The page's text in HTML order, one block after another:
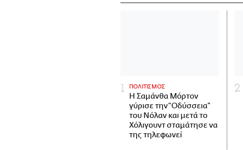
ΠΟΛΙΤΙΣΜΟΣ
Η Σαμάνθα Μόρτον
γύρισε την “Οδύσσεια”
του Νόλαν και μετά το
Χόλιγουντ σταμάτησε να
της τηλεφωνεί